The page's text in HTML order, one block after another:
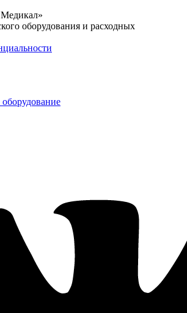
оборудования и расходных